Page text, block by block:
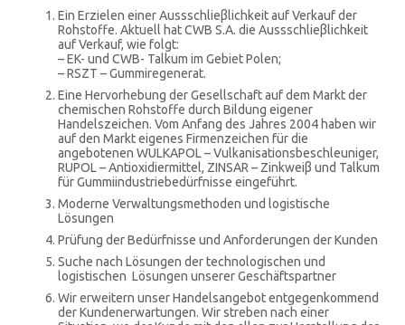
Ein Erzielen einer Aussschlieβlichkeit auf Verkauf der
Rohstoffe. Aktuell hat CWB S.A. die Aussschlieβlichkeit
auf Verkauf, wie folgt:
– EK- und CWB- Talkum im Gebiet Polen;
– RSZT – Gummiregenerat.
Eine Hervorhebung der Gesellschaft auf dem Markt der
chemischen Rohstoffe durch Bildung eigener
Handelszeichen. Vom Anfang des Jahres 2004 haben wir
auf den Markt eigenes Firmenzeichen für die
angebotenen WULKAPOL – Vulkanisationsbeschleuniger,
RUPOL – Antioxidiermittel, ZINSAR – Zinkweiβ und Talkum
für Gummiindustriebedürfnisse eingeführt.
Moderne Verwaltungsmethoden und logistische
Lösungen
Prüfung der Bedürfnisse und Anforderungen der Kunden
Suche nach Lösungen der technologischen und
logistischen Lösungen unserer Geschäftspartner
Wir erweitern unser Handelsangebot entgegenkommend
der Kundenerwartungen. Wir streben nach einer